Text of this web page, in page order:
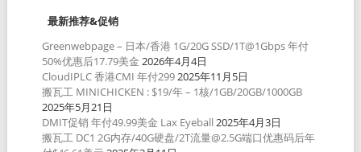
最新推荐&促销
Greenwebpage – 日本/香港 1G/20G SSD/1T@1Gbps 年付
50%优惠后17.79美金 2026年4月4日
CloudIPLC 香港CMI 年付2992025年11月5日
搬瓦工 MINICHICKEN : $19/年 – 1核/1GB/20GB/1000GB
2025年5月21日
DMIT促销 年付49.99美金 Lax Eyeball 2025年4月3日
搬瓦工 DC1 2G内存/40G硬盘/2T流量@2.5G端口优惠码后年